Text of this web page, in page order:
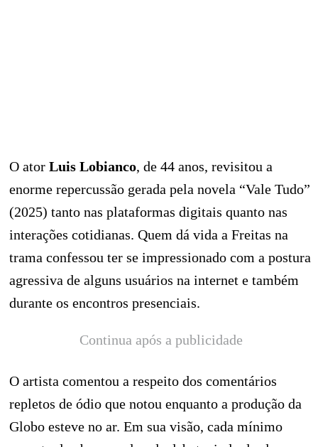
O ator Luis Lobianco, de 44 anos, revisitou a
enorme repercussão gerada pela novela “Vale Tudo”
(2025) tanto nas plataformas digitais quanto nas
interações cotidianas. Quem dá vida a Freitas na
trama confessou ter se impressionado com a postura
agressiva de alguns usuários na internet e também
durante os encontros presenciais.
Continua após a publicidade
O artista comentou a respeito dos comentários
repletos de ódio que notou enquanto a produção da
Globo esteve no ar. Em sua visão, cada mínimo